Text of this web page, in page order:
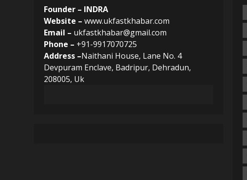
Founder – INDRA
Website – www.ukfastkhabar.com
Email – ukfastkhabar@gmail.com
Phone – +91-9917070725
Address –Naithani House, Lane No. 4
Devpuram Enclave, Badripur, Dehradun,
208005, Uk